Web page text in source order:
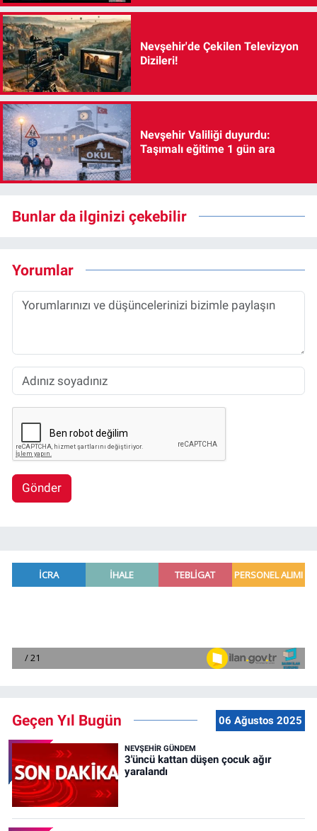
Nevşehir'de Çekilen Televizyon
Dizileri!
Nevşehir Valiliği duyurdu:
Taşımalı eğitime 1 gün ara
Bunlar da ilginizi çekebilir
Yorumlar
Gönder
Geçen Yıl Bugün 06 Ağustos 2025
NEVŞEHIR GÜNDEM
3'üncü kattan düşen çocuk ağır
yaralandı